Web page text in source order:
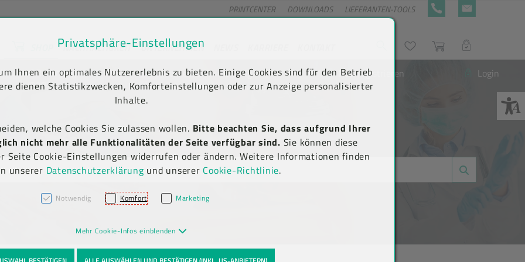
springen [AK + 2]
[AK + 5]
PRINTCENTER DOWNLOADS LIEFERANTEN-TOOLS +43 5576 7177 818
NACHHALTIGKEIT UNTERNEHMEN WunschlisteWarenkorb
LOGIN
Kauf auf Rechnung
(B2B)
Newsletter-Anmeldung Neu registrieren Login
Privatsphäre-Einstellungen
Ihnen ein optimales Nutzererlebnis zu bieten. Einige Cookies sind für den Betrieb
dienen Statistikzwecken, Komforteinstellungen oder zur Anzeige personalisierter
Inhalte.
welche Cookies Sie zulassen wollen. Bitte beachten Sie, dass aufgrund Ihrer
nicht mehr alle Funktionalitäten der Seite verfügbar sind. Sie können diese
Seite Cookie-Einstellungen widerrufen oder ändern. Weitere Informationen finden
unserer Datenschutzerklärung und unserer Cookie-Richtlinie.
Notwendig Komfort Marketing
Mehr Cookie-Infos einblenden